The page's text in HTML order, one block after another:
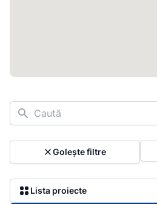
Caută
Golește filtre
Lista proiecte